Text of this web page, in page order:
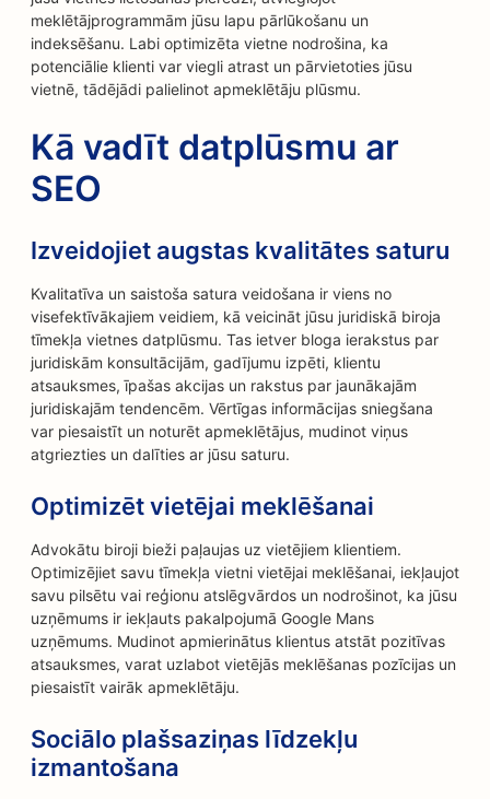
meklētājprogrammām jūsu lapu pārlūkošanu un
indeksēšanu. Labi optimizēta vietne nodrošina, ka
potenciālie klienti var viegli atrast un pārvietoties jūsu
vietnē, tādējādi palielinot apmeklētāju plūsmu.
Kā vadīt datplūsmu ar
SEO
Izveidojiet augstas kvalitātes saturu
Kvalitatīva un saistoša satura veidošana ir viens no
visefektīvākajiem veidiem, kā veicināt jūsu juridiskā biroja
tīmekļa vietnes datplūsmu. Tas ietver bloga ierakstus par
juridiskām konsultācijām, gadījumu izpēti, klientu
atsauksmes, īpašas akcijas un rakstus par jaunākajām
juridiskajām tendencēm. Vērtīgas informācijas sniegšana
var piesaistīt un noturēt apmeklētājus, mudinot viņus
atgriezties un dalīties ar jūsu saturu.
Optimizēt vietējai meklēšanai
Advokātu biroji bieži paļaujas uz vietējiem klientiem.
Optimizējiet savu tīmekļa vietni vietējai meklēšanai, iekļaujot
savu pilsētu vai reģionu atslēgvārdos un nodrošinot, ka jūsu
uzņēmums ir iekļauts pakalpojumā Google Mans
uzņēmums. Mudinot apmierinātus klientus atstāt pozitīvas
atsauksmes, varat uzlabot vietējās meklēšanas pozīcijas un
piesaistīt vairāk apmeklētāju.
Sociālo plašsaziņas līdzekļu
izmantošana